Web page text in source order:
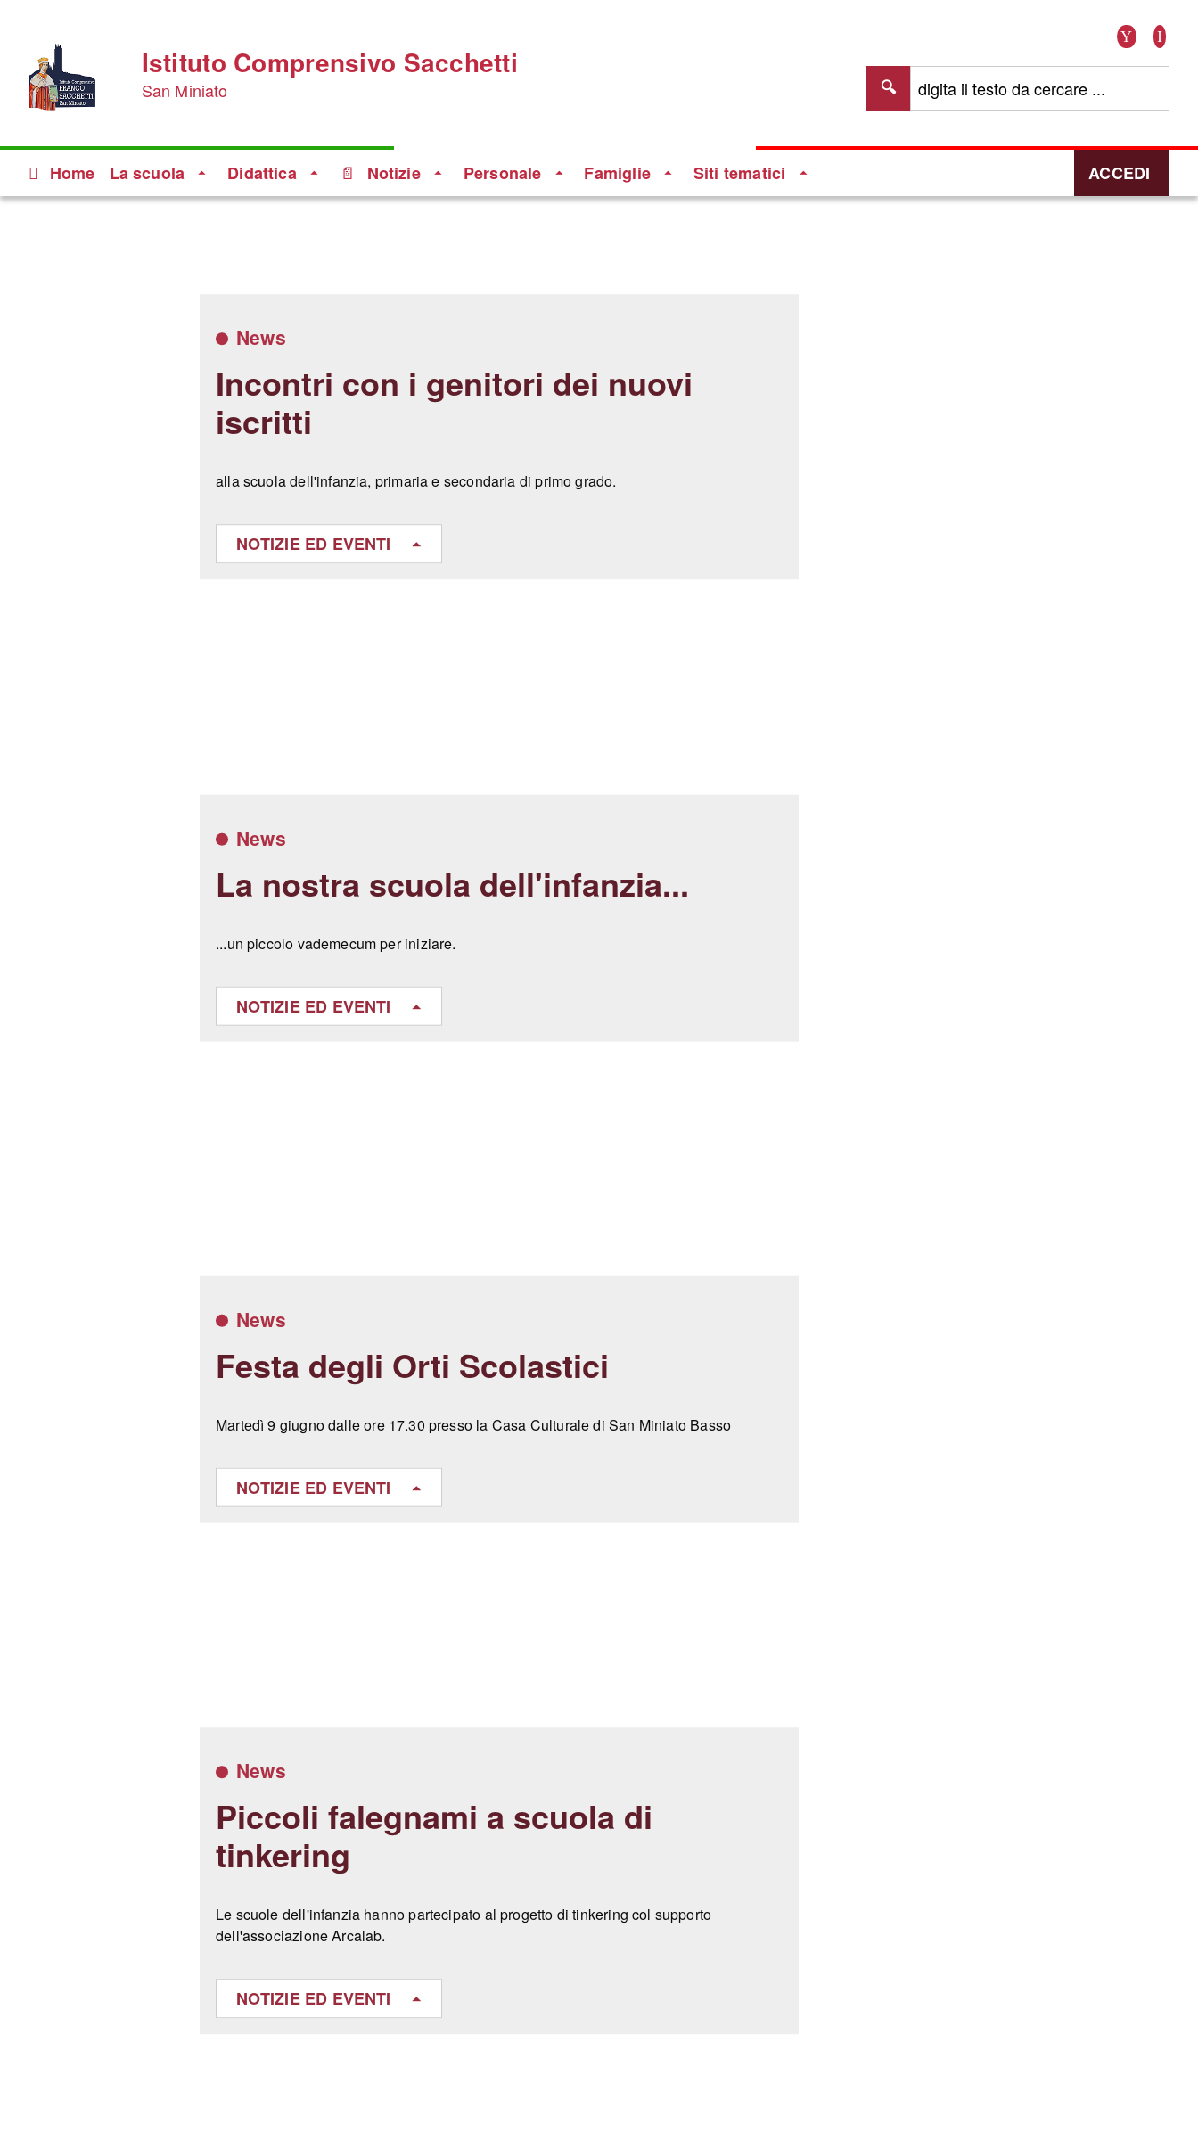
Istituto Comprensivo Sacchetti
San Miniato digita il testo da cercare ...
Home La scuola Didattica Notizie Personale Famiglie Siti tematici ACCEDI
News
Incontri con i genitori dei nuovi
iscritti
alla scuola dell'infanzia, primaria e secondaria di primo grado.
NOTIZIE ED EVENTI
News
La nostra scuola dell'infanzia...
...un piccolo vademecum per iniziare.
NOTIZIE ED EVENTI
News
Festa degli Orti Scolastici
Martedì9 giugno dalle ore 17.30 presso la Casa Culturale di San Miniato Basso
NOTIZIE ED EVENTI
News
Piccoli falegnami a scuola di
tinkering
Le scuole dell'infanzia hanno partecipato al progetto di tinkering col supporto
dell'associazione Arcalab.
NOTIZIE ED EVENTI